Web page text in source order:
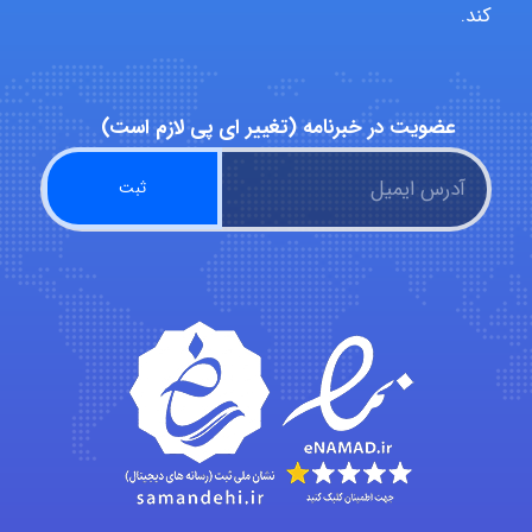
Alirez0990
hosein abdolvand
Kati
emami
کند.
عضویت در خبرنامه (تغییر ای پی لازم است)